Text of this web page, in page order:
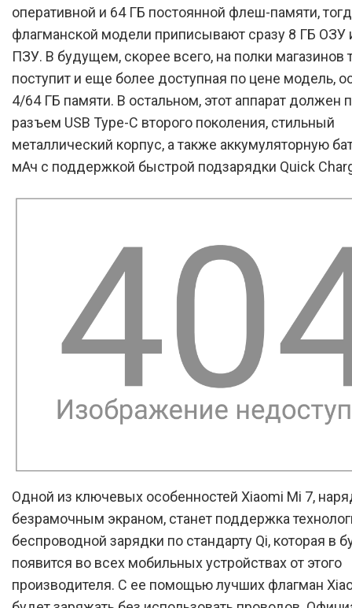
оперативной и 64 ГБ постоянной флеш-памяти,
флагманской модели приписывают сразу 8 ГБ ОЗУ
ПЗУ. В будущем, скорее всего, на полки магазинов
поступит и еще более доступная по цене модель,
4/64 ГБ памяти. В остальном, этот аппарат должен
разъем USB Type-C второго поколения, стильный
металлический корпус, а также аккумуляторную
мАч с поддержкой быстрой подзарядки Quick
Одной из ключевых особенностей Xiaomi Mi 7,
безрамочным экраном, станет поддержка
беспроводной зарядки по стандарту Qi, которая в
появится во всех мобильных устройствах от этого
производителя. С ее помощью лучших флагман